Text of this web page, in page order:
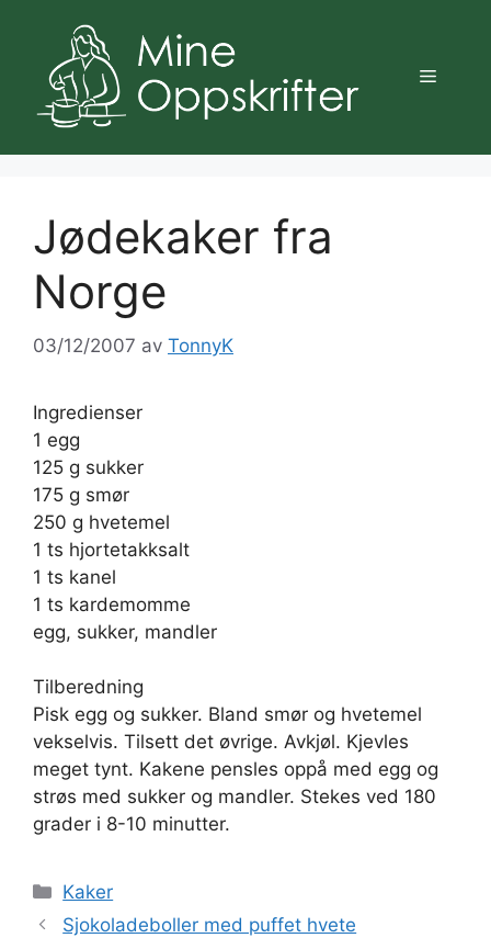
innhold
Meny
Jødekaker fra
Norge
03/12/2007 av TonnyK
Ingredienser
1 egg
125 g sukker
175 g smør
250 g hvetemel
1 ts hjortetakksalt
1 ts kanel
1 ts kardemomme
egg, sukker, mandler
Tilberedning
Pisk egg og sukker. Bland smør og hvetemel
vekselvis. Tilsett det øvrige. Avkjøl. Kjevles
meget tynt. Kakene pensles oppå med egg og
strøs med sukker og mandler. Stekes ved 180
grader i 8-10 minutter.
Kategorier
Kaker
Sjokoladeboller med puffet hvete